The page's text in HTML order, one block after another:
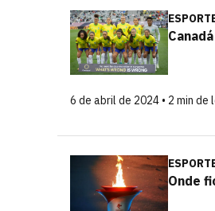
6 de abril de 2024 • 2 min de
Onde